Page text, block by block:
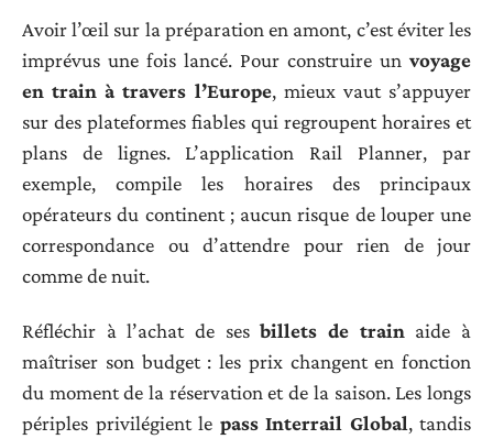
Avoir l’œil sur la préparation en amont, c’est éviter les
imprévus une fois lancé. Pour construire un voyage
en train à travers l’Europe, mieux vaut s’appuyer
sur des plateformes fiables qui regroupent horaires et
plans de lignes. L’application Rail Planner, par
exemple, compile les horaires des principaux
opérateurs du continent ; aucun risque de louper une
correspondance ou d’attendre pour rien de jour
comme de nuit.
Réfléchir à l’achat de sesbillets de trainaide à
maîtriser son budget : les prix changent en fonction
du moment de la réservation et de la saison. Les longs
périples privilégient le pass Interrail Global, tandis